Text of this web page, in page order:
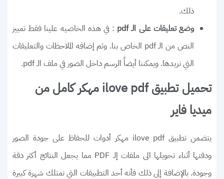
ذلك.
وضع تعليقات على الـ pdf
: في هذه الخاصيه علينا فقط تمييز
النص من الـ pdf الخاص بنا. وثم إضافه الملاحظات والتعليقات
التي نريدها. ويمكننا أيضاً الرسم داخل الصور في ملف الـ pdf.
تحميل تطبيق ilove pdf مهكر كامل من
ميديا فاير
يتضمن تطبيق ilove pdf مهكر أدوات للحفاظ على جودة الصور
ودقتها أثناء تحويلها الى ملفات إلـ PDF مما يجعل النتائج أكثر دقة
وجودة. بالإضافة إلى ذلك فأنه أحد التطبيقات التي تمتلك شهرة كبيرة